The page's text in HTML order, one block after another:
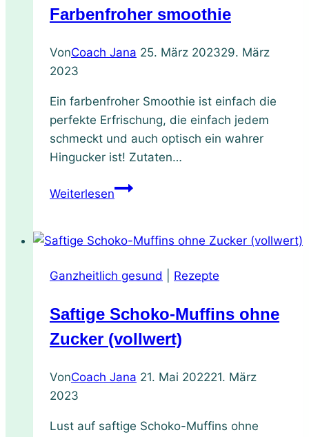
einfach
100
–
mit
super
leckeren
Farbenfroher smoothie
VonCoach Jana 25. März 202329. März
2023
Ein farbenfroher Smoothie ist einfach die
perfekte Erfrischung, die einfach jedem
schmeckt und auch optisch ein wahrer
Hingucker ist! Zutaten…
WeiterlesenSommer-
smoothie
Ganzheitlich gesund Rezepte
Saftige Schoko-Muffins ohne
Zucker (vollwert)
VonCoach Jana 21. Mai 202221. März
2023
Lust auf saftige Schoko-Muffins ohne